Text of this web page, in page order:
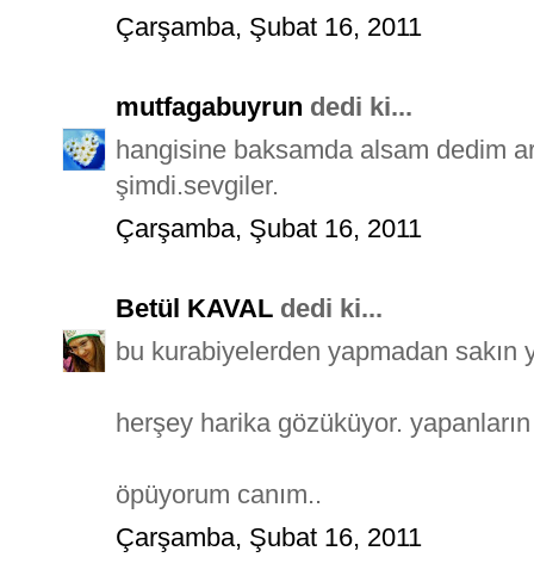
Çarşamba, Şubat 16, 2011
mutfagabuyrun dedi ki...
hangisine baksamda alsam dedim
şimdi.sevgiler.
Çarşamba, Şubat 16, 2011
Betül KAVAL dedi ki...
bu kurabiyelerden yapmadan sakın
herşey harika gözüküyor.
öpüyorum canım..
Çarşamba, Şubat 16, 2011